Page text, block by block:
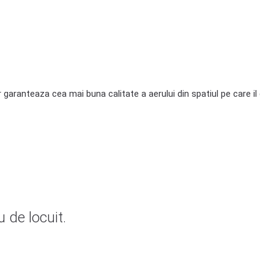
cea mai buna calitate a aerului din spatiul pe care
de locuit.